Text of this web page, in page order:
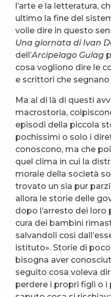
l’arte e la letteratura,
ultimo la fine del
volle dire in questo
Una giornata di Ivan
dell’Arcipelago Gulag
cosa vogliono dire le
e scrittori che
Ma al di là di questi
macrostoria,
episodi della piccola
pochissimi o solo i
conoscono, ma che
quel clima in cui la
morale della società
trovato un sia pur
allora le storie delle
dopo l’arresto dei loro
cura dei bambini
salvandoli così
istituto». Storie di
bisogna aver
seguito cosa voleva
perdere i propri figli o i